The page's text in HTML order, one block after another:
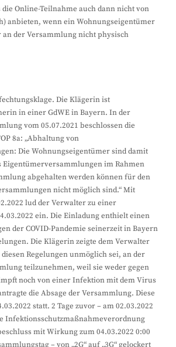
Online-Teilnahme auch dann nicht von
anbieten, wenn ein Wohnungseigentümer
der Versammlung nicht physisch
Die Klägerin ist
in einer GdWE in Bayern. In der
vom 05.07.2021 beschlossen die
8a: „Abhaltung von
Die Wohnungseigentümer sind damit
Eigentümerversammlungen im Rahmen
abgehalten werden können für den
nicht möglich sind.“ Mit
lud der Verwalter zu einer
ein. Die Einladung enthielt einen
der COVID-Pandemie seinerzeit in Bayern
Die Klägerin zeigte dem Verwalter
Regelungen unmöglich sei, an der
teilzunehmen, weil sie weder gegen
noch von einer Infektion mit dem Virus
die Absage der Versammlung. Diese
statt. 2 Tage zuvor – am 02.03.2022
Infektionsschutzmaßnahmeverordnung
mit Wirkung zum 04.03.2022 0:00
– von „2G“ auf „3G“ gelockert